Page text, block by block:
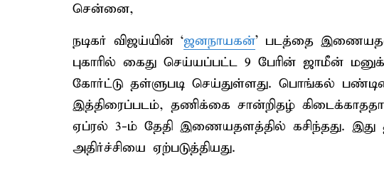
சென்னை,
நடிகர் விஜய்யின் ‘ஜனநாயகன்’ படத்தை
புகாரில் கைது செய்யப்பட்ட 9 பேரின் ஜாமீன்
கோர்ட்டு தள்ளுபடி செய்துள்ளது. பொங்கல்
இத்திரைப்படம், தணிக்கை சான்றிதழ்
ஏப்ரல் 3-ம் தேதி இணையதளத்தில் கசிந்தது. இது
அதிர்ச்சியை ஏற்படுத்தியது.